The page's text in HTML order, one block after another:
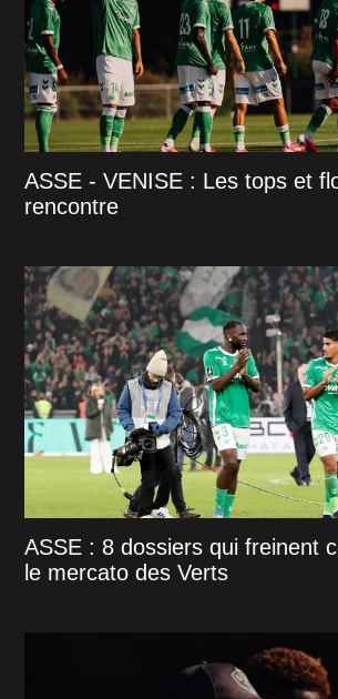
ASSE - VENISE : Les tops et
rencontre
ASSE : 8 dossiers qui freinent
le mercato des Verts